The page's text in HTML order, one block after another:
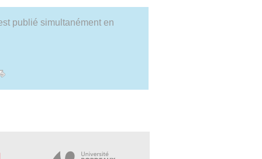
publié simultanément en